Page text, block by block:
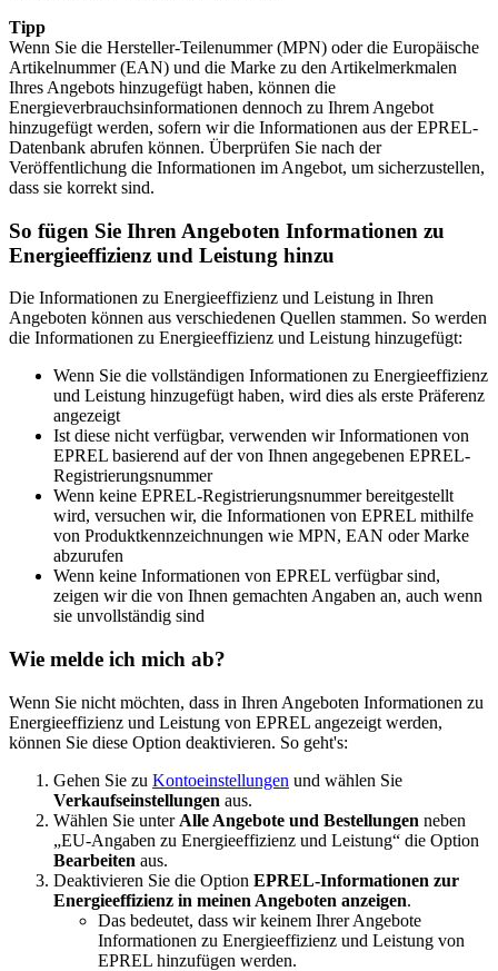
Tipp
Wenn Sie die Hersteller-Teilenummer (MPN) oder die Europäische
Artikelnummer (EAN) und die Marke zu den Artikelmerkmalen
Ihres Angebots hinzugefügt haben, können die
Energieverbrauchsinformationen dennoch zu Ihrem Angebot
hinzugefügt werden, sofern wir die Informationen aus der EPREL-
Datenbank abrufen können. Überprüfen Sie nach der
Veröffentlichung die Informationen im Angebot, um sicherzustellen,
dass sie korrekt sind.
So fügen Sie Ihren Angeboten Informationen zu
Energieeffizienz und Leistung hinzu
Die Informationen zu Energieeffizienz und Leistung in Ihren
Angeboten können aus verschiedenen Quellen stammen. So werden
die Informationen zu Energieeffizienz und Leistung hinzugefügt:
Wenn Sie die vollständigen Informationen zu Energieeffizienz
und Leistung hinzugefügt haben, wird dies als erste Präferenz
angezeigt
Ist diese nicht verfügbar, verwenden wir Informationen von
EPREL basierend auf der von Ihnen angegebenen EPREL-
Registrierungsnummer
Wenn keine EPREL-Registrierungsnummer bereitgestellt
wird, versuchen wir, die Informationen von EPREL mithilfe
von Produktkennzeichnungen wie MPN, EAN oder Marke
abzurufen
Wenn keine Informationen von EPREL verfügbar sind,
zeigen wir die von Ihnen gemachten Angaben an, auch wenn
sie unvollständig sind
Wie melde ich mich ab?
Wenn Sie nicht möchten, dass in Ihren Angeboten Informationen zu
Energieeffizienz und Leistung von EPREL angezeigt werden,
können Sie diese Option deaktivieren. So geht's:
Gehen Sie zu Kontoeinstellungen und wählen Sie
Verkaufseinstellungen aus.
Wählen Sie unter Alle Angebote und Bestellungen neben
„EU-Angaben zu Energieeffizienz und Leistung“ die Option
Bearbeiten aus.
Deaktivieren Sie die Option EPREL-Informationen zur
Energieeffizienz in meinen Angeboten anzeigen.
Das bedeutet, dass wir keinem Ihrer Angebote
Informationen zu Energieeffizienz und Leistung von
EPREL hinzufügen werden.